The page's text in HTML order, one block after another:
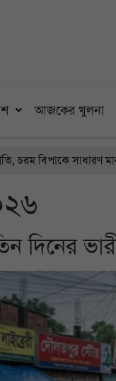
আজকের খুলনা
সাধারণ মানুষ
ভারী